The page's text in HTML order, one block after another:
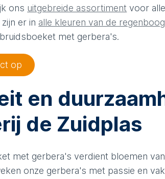
ons uitgebreide assortiment voor
er in alle kleuren van de regenboog
met gerbera's.
op
en
de Zuidplas
met gerbera's verdient bloemen
onze gerbera's met passie en